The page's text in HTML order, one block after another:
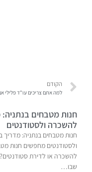
הקודם
חנות מטבחים
להשכרה ולסטודנטים
חנות מטבחים בנתניה:
ולסטודנטים מחפשים חנות
להשכרה או לדירת
שבו…